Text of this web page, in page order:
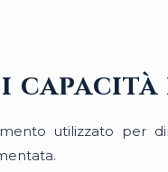
utilizzato per